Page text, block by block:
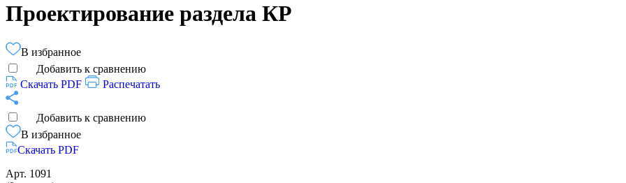
Проектирование раздела КР
В избранное
Добавить к сравнению
Скачать PDF
Распечатать
Добавить к сравнению
В избранное
Скачать PDF
Арт. 1091